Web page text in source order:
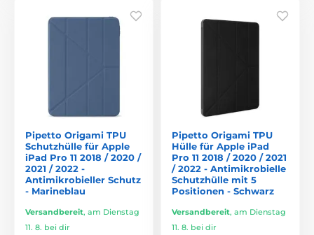
Pipetto Origami TPU
Schutzhülle für Apple
iPad Pro 11 2018 / 2020 /
2021 / 2022 -
Antimikrobieller Schutz
- Marineblau
Versandbereit, am Dienstag
11. 8. bei dir
Pipetto Origami TPU
Hülle für Apple iPad
Pro 11 2018 / 2020 / 2021
/ 2022 - Antimikrobielle
Schutzhülle mit 5
Positionen - Schwarz
Versandbereit, am Dienstag
11. 8. bei dir